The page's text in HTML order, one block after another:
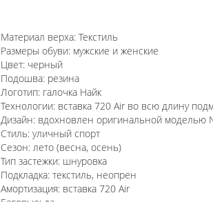
Материал верха: Текстиль
Размеры обуви: мужские и женские
Цвет: черный
Подошва: резина
Логотип: галочка Найк
Технологии: вставка 720 Air во всю длину
Дизайн: вдохновлен оригинальной моделью
Стиль: уличный спорт
Сезон: лето (весна, осень)
Тип застежки: шнуровка
Подкладка: текстиль, неопрен
Амортизация: вставка 720 Air